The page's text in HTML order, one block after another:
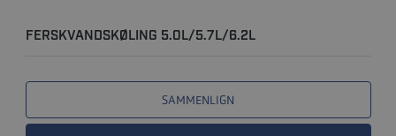
FERSKVANDSKØLING 5.0L/5.7L/6.2L
SAMMENLIGN